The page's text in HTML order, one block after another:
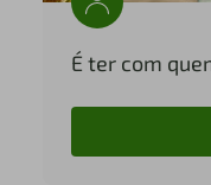
É ter com